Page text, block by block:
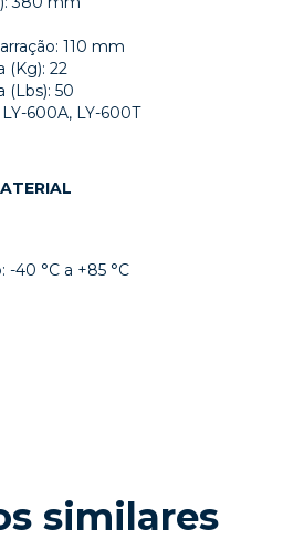
110 mm
(Kg): 22
(Lbs): 50
600A, LY-600T
-40 °C a +85 °C
similares